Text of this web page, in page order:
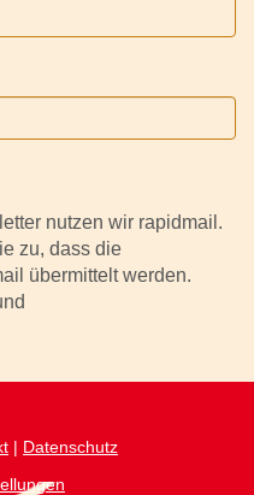
nutzen wir rapidmail.
zu, dass die
übermittelt werden.
| Datenschutz